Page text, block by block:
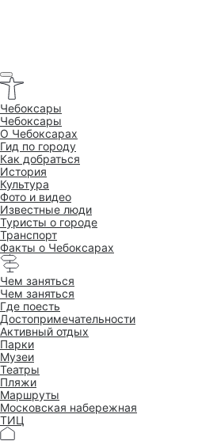
Чебоксары
Чебоксары
O Чебоксарах
Гид по городу
Как добраться
История
Культура
Фото и видео
Известные люди
Туристы о городе
Транспорт
Факты о Чебоксарах
Чем заняться
Чем заняться
Где поесть
Достопримеча­тельности
Активный отдых
Парки
Музеи
Театры
Пляжи
Маршруты
Московская набережная
ТИЦ